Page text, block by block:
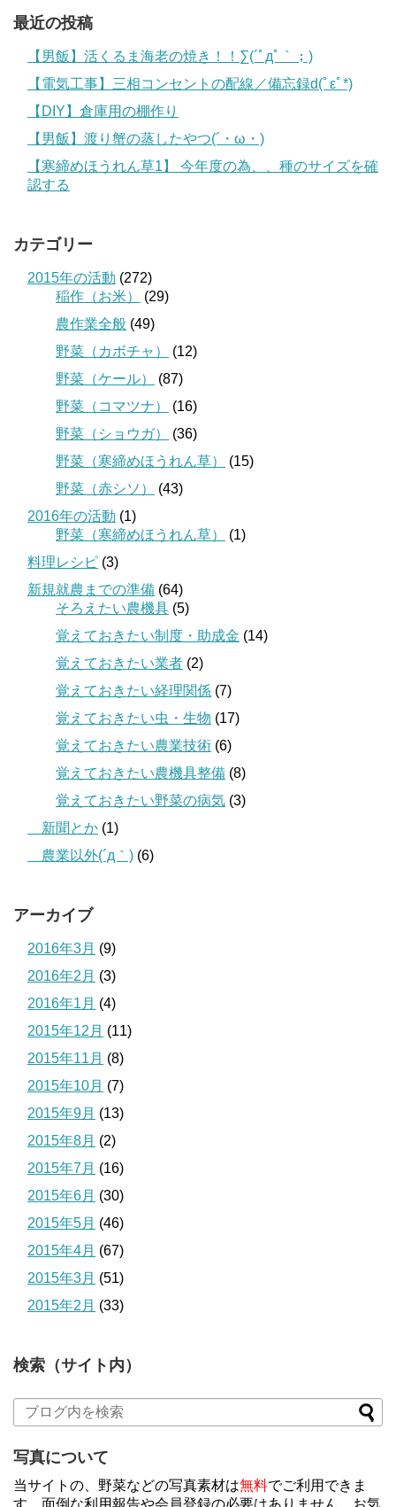
最近の投稿
【男飯】活くるま海老の焼き！！∑(´ﾟдﾟ｀；)
【電気工事】三相コンセントの配線／備忘録d(ﾟεﾟ*)
【DIY】倉庫用の棚作り
【男飯】渡り蟹の蒸したやつ(´・ω・)
【寒締めほうれん草1】 今年度の為、、種のサイズを確
認する
カテゴリー
2015年の活動 (272)
稲作（お米）
(29)
農作業全般 (49)
野菜（カボチャ）
(12)
野菜（ケール）
(87)
野菜（コマツナ）
(16)
野菜（ショウガ）
(36)
野菜（寒締めほうれん草）
(15)
野菜（赤シソ）
(43)
2016年の活動 (1)
野菜（寒締めほうれん草）
(1)
料理レシピ (3)
新規就農までの準備 (64)
そろえたい農機具 (5)
覚えておきたい制度・助成金 (14)
覚えておきたい業者 (2)
覚えておきたい経理関係 (7)
覚えておきたい虫・生物 (17)
覚えておきたい農業技術 (6)
覚えておきたい農機具整備 (8)
覚えておきたい野菜の病気 (3)
＿新聞とか (1)
＿農業以外(´д｀) (6)
アーカイブ
2016年3月 (9)
2016年2月 (3)
2016年1月 (4)
2015年12月 (11)
2015年11月 (8)
2015年10月 (7)
2015年9月 (13)
2015年8月 (2)
2015年7月 (16)
2015年6月 (30)
2015年5月 (46)
2015年4月 (67)
2015年3月 (51)
2015年2月 (33)
検索（サイト内）
写真について
当サイトの、野菜などの写真素材は無料でご利用できま
す。面倒な利用報告や会員登録の必要はありません。お気